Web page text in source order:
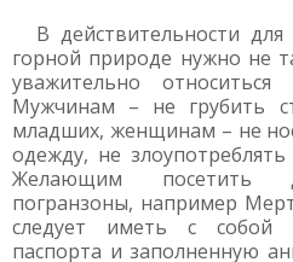
В действительности
горной природе нужно не
уважительно
Мужчинам – не грубить
младших, женщинам – не
одежду, не
Желающим посетить
погранзоны, например
следует иметь с собой
паспорта и заполненную